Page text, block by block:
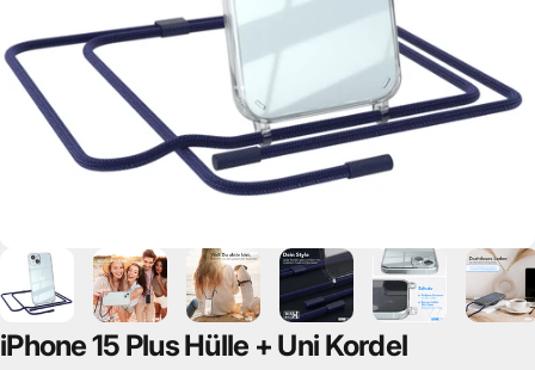
iPhone15 PlusHülle + Uni Kordel